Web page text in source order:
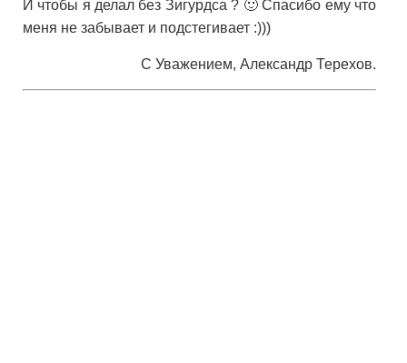
И чтобы я делал без Зигурдса ? 🙂 Спасибо ему что
меня не забывает и подстегивает :)))
С Уважением, Александр Терехов.